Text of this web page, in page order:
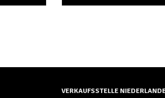
VERKAUFSSTELLE